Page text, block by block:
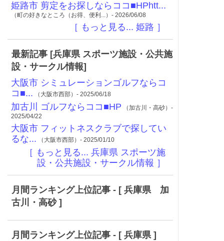
姫路市 剪定をお探しならココ■HPhtt...
（町の好きなところ（お得、便利...）- 2026/06/08
［ もっと見る... 姫路 ］
最新記事 [兵庫県 スポーツ施設・公共施
設・サークル情報]
大阪市 シミュレーションゴルフならコ
コ■... （大阪市西部）- 2025/06/18
加古川 ゴルフならココ■HP （加古川・高砂）-
2025/04/22
大阪市 フィットネスクラブで探してい
るな... （大阪市西部）- 2025/01/10
［ もっと見る... 兵庫県 スポーツ施
設・公共施設・サークル情報 ］
月間ランキング上位記事 - [ 兵庫県 加
古川・高砂 ]
月間ランキング上位記事 - [ 兵庫県 ]